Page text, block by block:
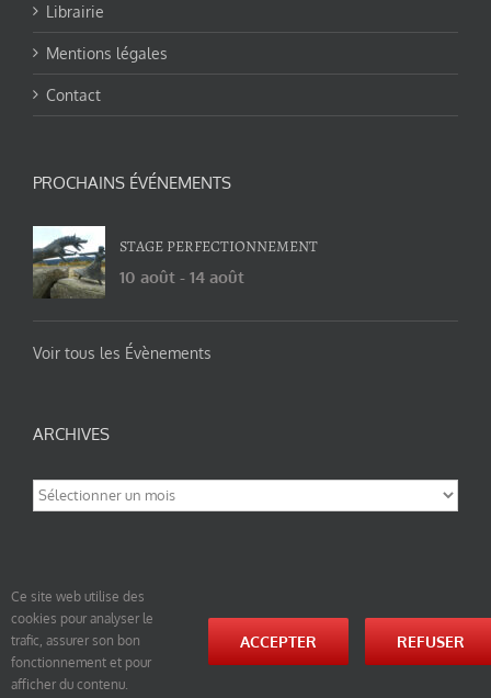
Librairie
Mentions légales
Contact
PROCHAINS ÉVÉNEMENTS
STAGE PERFECTIONNEMENT
10 août - 14 août
Voir tous les Évènements
ARCHIVES
Archives
© tao-yin.co © TAO-YIN.fr Georges Charles, Hormis les pages https://tao-yin.fr/georges-charles/
et https://tao-yin.fr/san-yiquan-le-poing-des-trois-harmonies/ sous licence Creative Commons
Paternité-Partage des Conditions Initiales à l’Identique 3.0 Unported (photos de ces pages non
Ce site web utilise des
cookies pour analyser le
trafic, assurer son bon
fonctionnement et pour
afficher du contenu.
ACCEPTER REFUSER